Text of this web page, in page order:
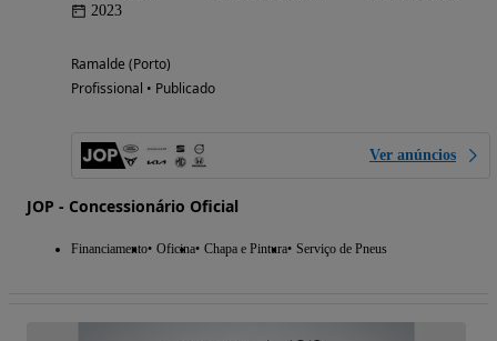
2023
Ramalde (Porto)
Profissional • Publicado
Ver anúncios
JOP - Concessionário Oficial
Financiamento Oficina Chapa e Pintura Serviço de Pneus